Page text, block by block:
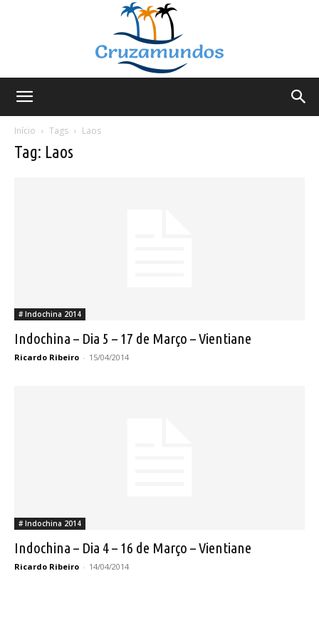
Início
Tags Laos
Tag: Laos
# Indochina 2014
Indochina – Dia 5 – 17 de Março – Vientiane
Ricardo Ribeiro - 15/04/2014
# Indochina 2014
Indochina – Dia 4 – 16 de Março – Vientiane
Ricardo Ribeiro - 14/04/2014